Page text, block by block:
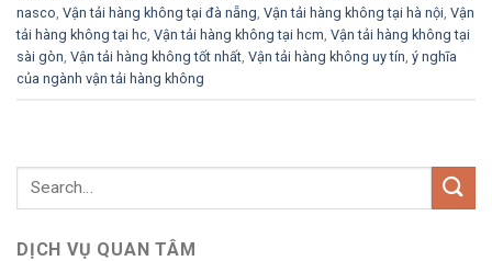
nasco Vận tải hàng không tại đà nẵng Vận tải hàng không tại hà nội Vận
tải hàng không tại hc Vận tải hàng không tại hcm Vận tải hàng không tại
sài gòn Vận tải hàng không tốt nhất Vận tải hàng không uy tín ý nghĩa
của ngành vận tải hàng không
DỊCH VỤ QUAN TÂM